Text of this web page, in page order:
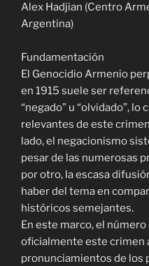
Alex Hadjian (Centro
Argentina)
Fundamentación
El Genocidio Armenio
en 1915 suele ser
“negado” u “olvidado”,
relevantes de este
lado, el negacionismo
pesar de las numerosas
por otro, la escasa
haber del tema en
históricos semejantes.
En este marco, el
oficialmente este crimen
pronunciamientos de los